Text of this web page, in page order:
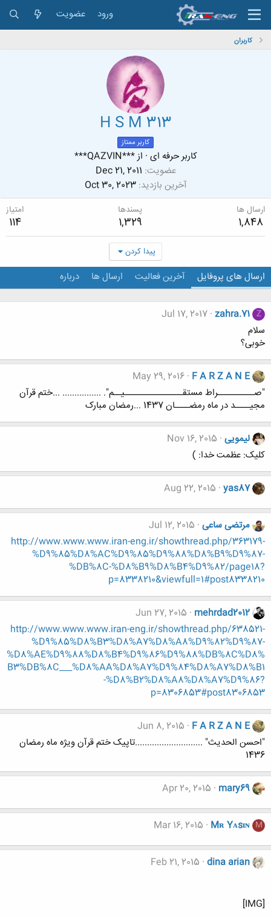
ورود عضویت
کاربران
H S M 313
کاربر ممتاز
کاربر حرفه ای · از***QAZVIN***
عضویت Dec 21, 2011
آخرین بازدید Oct 30, 2023
ارسال ها
1,848
پسندها
1,329
امتیاز
114
پیدا کردن
ارسال های پروفایل آخرین فعالیت ارسال ها درباره
Z
zahra.71
Jul 17, 2017
سلام
خوبی؟
F A R Z A N E
May 29, 2016
"صــــــــــراط مستقــــــــــــــــیــم". ................ ...ختم قرآن
مجیــــد در ماه رمضــــان 1437 ...رمضان مبارک
لیمویی Nov 16, 2015
کلیک: عظمت خدا: )
yas87
Aug 22, 2015
مرتضی ساعی Jul 12, 2015
http://www.www.www.iran-eng.ir/showthread.php/363179-
%D9%85%D8%AC%D9%85%D9%88%D8%B9%D9%87-
%DB%8C-%D8%B9%D8%B4%D9%82/page18?
p=8338210&viewfull=1#post8338210
mehrdad2012
Jun 27, 2015
http://www.www.www.iran-eng.ir/showthread.php/638521-
%D9%85%D8%B3%D8%A7%D8%A8%D9%82%D9%87-
%D8%AE%D9%88%D8%B4%D9%86%D9%88%DB%8C%D8%
B3%DB%8C___%D8%AA%D8%A7%D9%84%D8%A7%D8%B1
-%D8%B2%D8%A8%D8%A7%D9%86?
p=8306853#post8306853
F A R Z A N E
Jun 8, 2015
"احسن الحدیث" ............................تاپیک ختم قرآن ویژه ماه رمضان
1436
mary69
Apr 20, 2015
M
Mʀ Yᴀsɪɴ
Mar 16, 2015
dina arian
Feb 21, 2015
[IMG]